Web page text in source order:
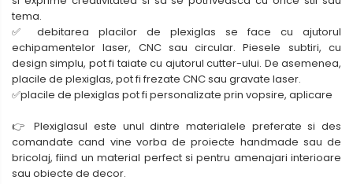
tema.
✅ debitarea placilor de plexiglas se face cu ajutorul
echipamentelor laser, CNC sau circular. Piesele subtiri, cu
design simplu, pot fi taiate cu ajutorul cutter-ului. De asemenea,
placile de plexiglas, pot fi frezate CNC sau gravate laser.
✅placile de plexiglas pot fi personalizate prin vopsire, aplicare
👉 Plexiglasul este unul dintre materialele preferate si des
comandate cand vine vorba de proiecte handmade sau de
bricolaj, fiind un material perfect si pentru amenajari interioare
sau obiecte de decor.